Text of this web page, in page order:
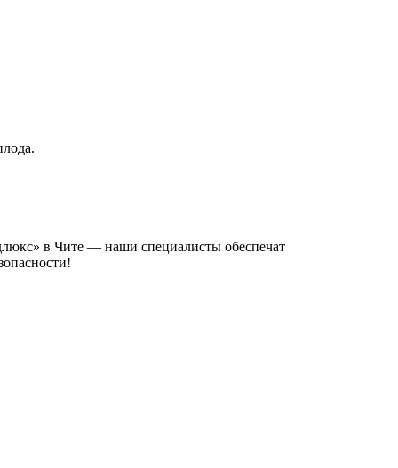
в Чите — наши специалисты обеспечат